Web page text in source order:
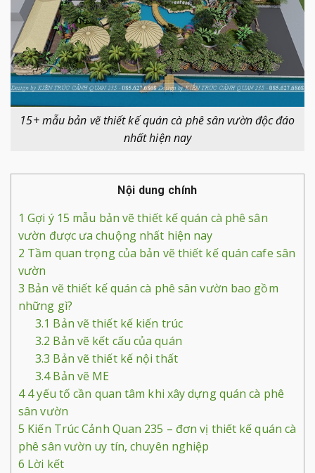
15+ mẫu bản vẽ thiết kế quán cà phê sân vườn độc đáo
nhất hiện nay
Nội dung chính
1 Gợi ý 15 mẫu bản vẽ thiết kế quán cà phê sân
vườn được ưa chuộng nhất hiện nay
2 Tầm quan trọng của bản vẽ thiết kế quán cafe sân
vườn
3 Bản vẽ thiết kế quán cà phê sân vườn bao gồm
những gì?
3.1 Bản vẽ thiết kế kiến trúc
3.2 Bản vẽ kết cấu của quán
3.3 Bản vẽ thiết kế nội thất
3.4Bản vẽ ME
44 yếu tố cần quan tâm khi xây dựng quán cà phê
sân vườn
5 Kiến Trúc Cảnh Quan 235 – đơn vị thiết kế quán cà
phê sân vườn uy tín, chuyên nghiệp
6 Lời kết